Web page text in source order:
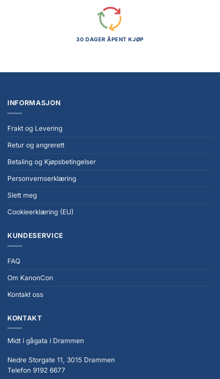
30 DAGER ÅPENT KJØP
INFORMASJON
Frakt og Levering
Retur og angrerett
Betaling og Kjøpsbetingelser
Personvernserklæring
Slett meg
Cookieerklæring (EU)
KUNDESERVICE
FAQ
Om KanonCon
Kontakt oss
KONTAKT
Midt i gågata i Drammen
Nedre Storgate 11, 3015 Drammen
Telefon 9192 6677